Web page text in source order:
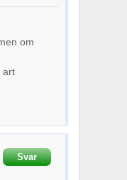
om
art
Svar